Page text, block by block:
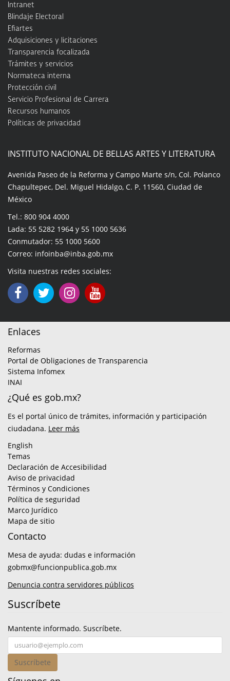
Intranet
Blindaje Electoral
Efiartes
Adquisiciones y licitaciones
Transparencia focalizada
Trámites y servicios
Normateca interna
Protección civil
Servicio Profesional de Carrera
Recursos humanos
Políticas de privacidad
INSTITUTO NACIONAL DE BELLAS ARTES Y LITERATURA
Avenida Paseo de la Reforma y Campo Marte s/n, Col. Polanco
Chapultepec, Del. Miguel Hidalgo, C. P. 11560, Ciudad de
México
Tel.: 800 904 4000
Lada: 55 5282 1964 y 55 1000 5636
Conmutador: 55 1000 5600
Correo: infoinba@inba.gob.mx
Visita nuestras redes sociales:
Enlaces
Reformas
Portal de Obligaciones de Transparencia
Sistema Infomex
INAI
¿Qué es gob.mx?
Es el portal único de trámites, información y participación
ciudadana. Leer más
English
Temas
Declaración de Accesibilidad
Aviso de privacidad
Términos y Condiciones
Política de seguridad
Marco Jurídico
Mapa de sitio
Contacto
Mesa de ayuda: dudas e información
gobmx@funcionpublica.gob.mx
Denuncia contra servidores públicos
Suscríbete
Mantente informado. Suscríbete.
Suscríbete